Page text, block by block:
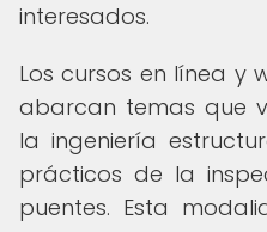
interesados.
Los cursos en línea y
abarcan temas que
la ingeniería
prácticos de la
puentes. Esta